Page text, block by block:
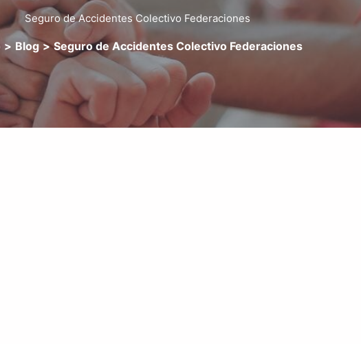
Seguro de Accidentes Colectivo Federaciones
Blog Seguro de Accidentes Colectivo Federaciones